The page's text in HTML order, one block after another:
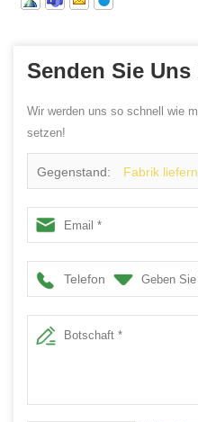
Senden Sie
Wir werden uns so schnell wie
setzen!
Gegenstand: Fabrik
hochpräzise KCL 1000
laserschneidanlage
Telefon